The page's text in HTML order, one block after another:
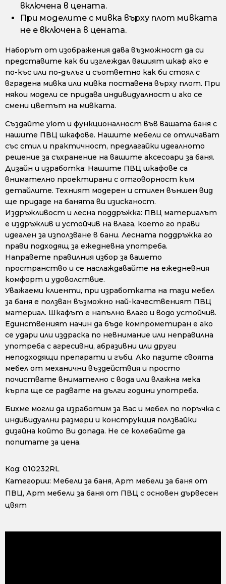
включена в цената.
При моделите с мивка върху плот мивката
не е включена в цената.
Наборът от изображения дава възможност да си
представите как би изглеждал вашият шкаф ако е
по-къс или по-дълъг и съответно как би стоял с
вградена мивка или мивка поставена върху плот. При
някои модели се придава индивидуалност и ако се
смени цветът на мивката.
Създайте уют и функционалност във вашата баня с
нашите ПВЦ шкафове. Нашите мебели се отличават
със стил и практичност, предлагайки идеалното
решение за съхранение на вашите аксесоари за баня.
Дизайн и изработка: Нашите ПВЦ шкафове са
внимателно проектирани с отговорност към
детайлите. Техният модерен и стилен външен вид
ще придаде на банята ви изисканост.
Издръжливост и лесна поддръжка: ПВЦ материалът
е издръжлив и устойчив на влага, което го прави
идеален за използване в бани. Лесната поддръжка го
прави подходящ за ежедневна употреба.
Направете правилния избор за вашето
пространство и се наслаждавайте на ежедневния
комфорт и удоволствие.
Уважаеми клиенти, при изработката на тази мебел
за баня е ползван възможно най-качественият ПВЦ
материал. Шкафът е напълно влаго и водо устойчив.
Единственият начин да бъде компрометиран е ако
се удари или издраска по невнимание или неправилна
употреба с агресивни, абразивни или други
неподходящи препарати и гъби. Ако пазите своята
мебел от механични въздействия и просто
почиствате внимателно с вода или влажна мека
кърпа ще се радвате на дълги години употреба.
Бихме могли да изработим за Вас и мебел по поръчка с
индивидуални размери и конструкция ползвайки
дизайна който Ви допада. Не се колебайте да
попитате за цена.
Код: 010232RL
Категории: Мебели за баня, Арт мебели за баня от
ПВЦ, Арт мебели за баня от ПВЦ с основен дървесен
цвят